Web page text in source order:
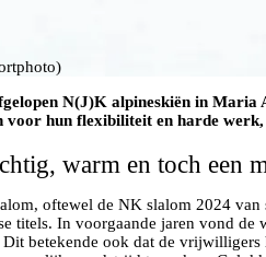
N(J)K alpineskiën in
hun flexibiliteit en harde
warm en toch een
oftewel de NK slalom 2024
titels. In voorgaande jaren vond
betekende ook dat de